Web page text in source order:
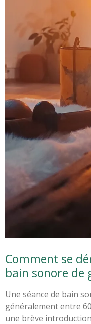
Comment se
bain sonore de
Une séance de bain
généralement entre
une brève